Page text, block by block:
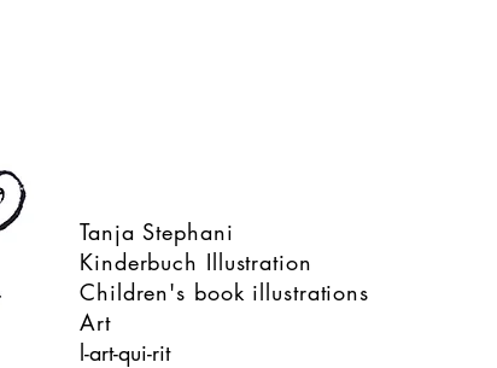
Tanja Stephani
Kinderbuch Illustration
Children's book illustrations
Art
l-art-qui-rit